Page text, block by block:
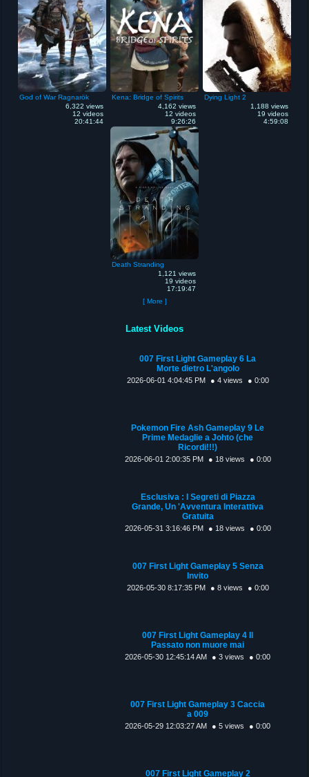
God of War Ragnarök
6,322 views
12 videos
20:41:44
Kena: Bridge of Spirits
4,162 views
12 videos
9:26:26
Dying Light 2
1,188 views
19 videos
4:59:08
Death Stranding
1,121 views
19 videos
17:19:47
[ More ]
Latest Videos
007 First Light Gameplay 6 La
Morte dietro L'angolo
2026-06-01 4:04:45 PM ● 4 views ● 0:00
Pokemon Fire Ash Gameplay 9 Le
Prime Medaglie a Johto (che
Ricordi!!!)
2026-06-01 2:00:35 PM ● 18 views ● 0:00
Esclusiva : I Segreti di Piazza
Grande, Un 'Avventura Interattiva
Gratuita
2026-05-31 3:16:46 PM ● 18 views ● 0:00
007 First Light Gameplay 5 Senza
Invito
2026-05-30 8:17:35 PM ● 8 views ● 0:00
007 First Light Gameplay 4 Il
Passato non muore mai
2026-05-30 12:45:14 AM ● 3 views ● 0:00
007 First Light Gameplay 3 Caccia
a 009
2026-05-29 12:03:27 AM ● 5 views ● 0:00
007 First Light Gameplay 2